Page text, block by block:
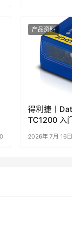
0
产品资料
得利捷丨
TC1200 入
性CCD阅
2026年 7月 16日